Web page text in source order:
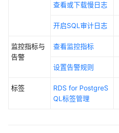
查看或下载慢日志
开启SQL审计日志
监控指标与
告警
查看监控指标
设置告警规则
标签
RDS for PostgreS
QL标签管理